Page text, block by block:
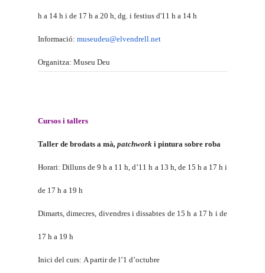
h a 14 h i de 17 h a 20 h, dg. i festius d'11 h a 14 h
Informació: museudeu@elvendrell.net
Organitza: Museu Deu
Cursos i tallers
Taller de brodats a mà, patchwork i pintura sobre roba
Horari: Dilluns de 9 h a 11 h, d’11 h a 13 h, de 15 h a 17 h i
de 17 h a 19 h
Dimarts, dimecres, divendres i dissabtes de 15 h a 17 h i de
17 h a 19 h
Inici del curs: A partir de l’1 d’octubre